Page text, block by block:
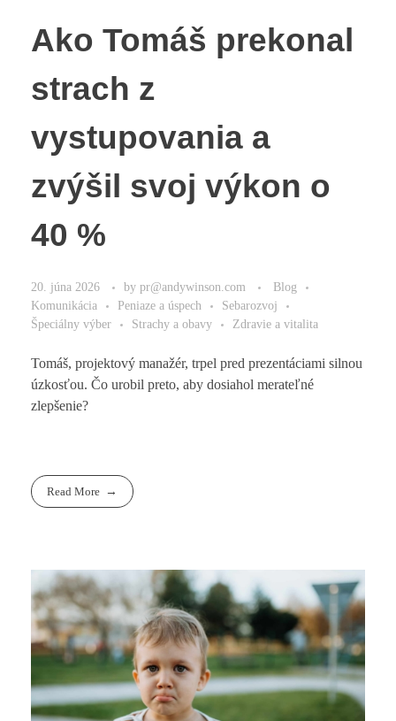
Ako Tomáš prekonal
strach z
vystupovania a
zvýšil svoj výkon o
40 %
20. júna 2026 by pr@andywinson.com
Blog
Komunikácia
Peniaze a úspech
Sebarozvoj
Špeciálny výber
Strachy a obavy Zdravie a vitalita
Tomáš, projektový manažér, trpel pred prezentáciami silnou
úzkosťou. Čo urobil preto, aby dosiahol merateľné
zlepšenie?
Read More